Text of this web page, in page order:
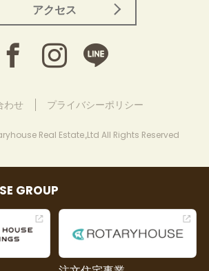
アクセス
わせ プライバシーポリシー
Real Estate.,Ltd All Rights Reserved
GROUP